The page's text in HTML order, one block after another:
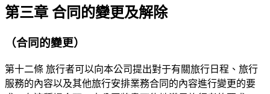
第三章 合同的變更及解除
（合同的變更）
第十二條 旅行者可以向本公司提出對于有關旅行日程、旅行
服務的內容以及其他旅行安排業務合同的內容進行變更的要